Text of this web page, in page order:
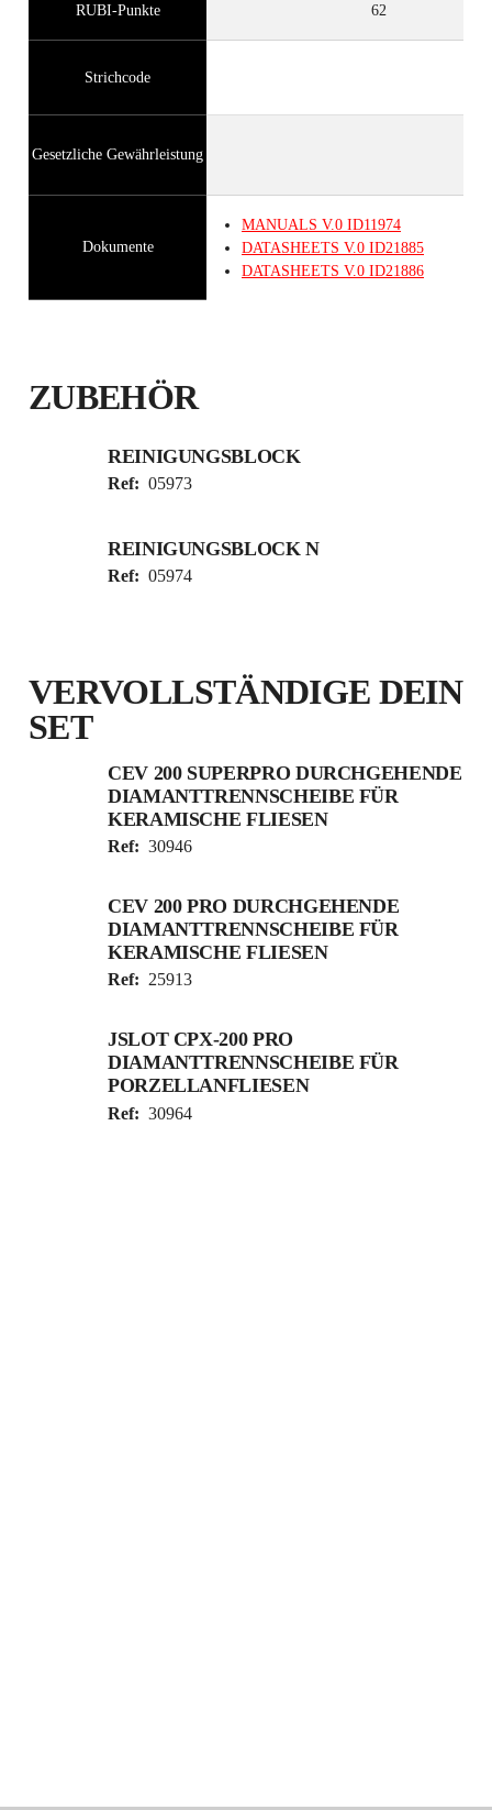
RUBI-Punkte 62
Strichcode
Gesetzliche Gewährleistung
Dokumente
MANUALS V.0 ID11974
DATASHEETS V.0 ID21885
DATASHEETS V.0 ID21886
ZUBEHÖR
REINIGUNGSBLOCK
Ref: 05973
REINIGUNGSBLOCK N
Ref: 05974
VERVOLLSTÄNDIGE DEIN
SET
CEV 200 SUPERPRO DURCHGEHENDE
DIAMANTTRENNSCHEIBE FÜR
KERAMISCHE FLIESEN
Ref: 30946
CEV 200 PRO DURCHGEHENDE
DIAMANTTRENNSCHEIBE FÜR
KERAMISCHE FLIESEN
Ref: 25913
JSLOT CPX-200 PRO
DIAMANTTRENNSCHEIBE FÜR
PORZELLANFLIESEN
Ref: 30964